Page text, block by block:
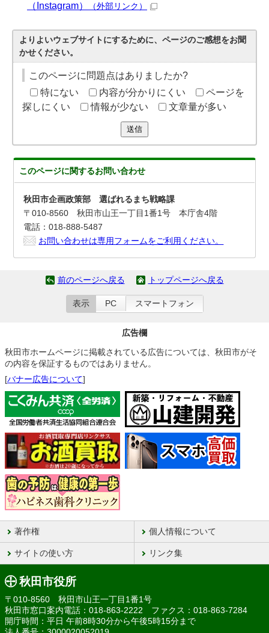
（Instagram）
（外部リンク）
よりよいウェブサイトにするために、ページのご感想をお聞
かせください。
このページに問題点はありましたか?
特にない
内容が分かりにくい
ページを
探しにくい
情報が少ない 文章量が多い
送信
このページに関するお問い合わせ
秋田市企画政策部 選ばれるまち戦略課
〒010-8560 秋田市山王一丁目1番1号 本庁舎4階
電話：018-888-5487
お問い合わせは専用フォームをご利用ください。
前のページへ戻る トップページへ戻る
表示 PC スマートフォン
広告欄
秋田市ホームページに掲載されている広告については、秋田市がそ
の内容を保証するものではありません。
[バナー広告について]
著作権 個人情報について
サイトの使い方 リンク集
秋田市役所
〒010-8560 秋田市山王一丁目1番1号
秋田市窓口案内電話：018-863-2222 ファクス：018-863-7284
開庁時間：平日 午前8時30分から午後5時15分まで